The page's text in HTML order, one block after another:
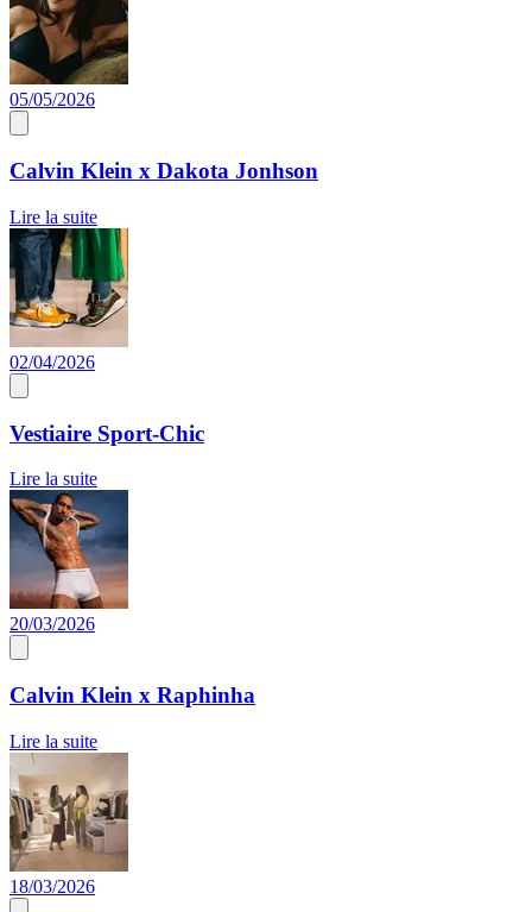
05/05/2026
Calvin Klein x Dakota Jonhson
Lire la suite
02/04/2026
Vestiaire Sport-Chic
Lire la suite
20/03/2026
Calvin Klein x Raphinha
Lire la suite
18/03/2026